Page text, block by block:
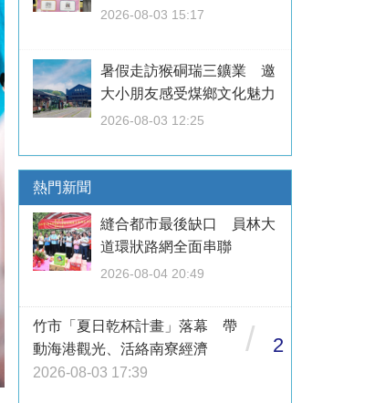
2026-08-03 15:17
暑假走訪猴硐瑞三鑛業 邀
大小朋友感受煤鄉文化魅力
2026-08-03 12:25
熱門新聞
縫合都市最後缺口 員林大
道環狀路網全面串聯
2026-08-04 20:49
竹市「夏日乾杯計畫」落幕 帶
動海港觀光、活絡南寮經濟
2026-08-03 17:39
/ 2